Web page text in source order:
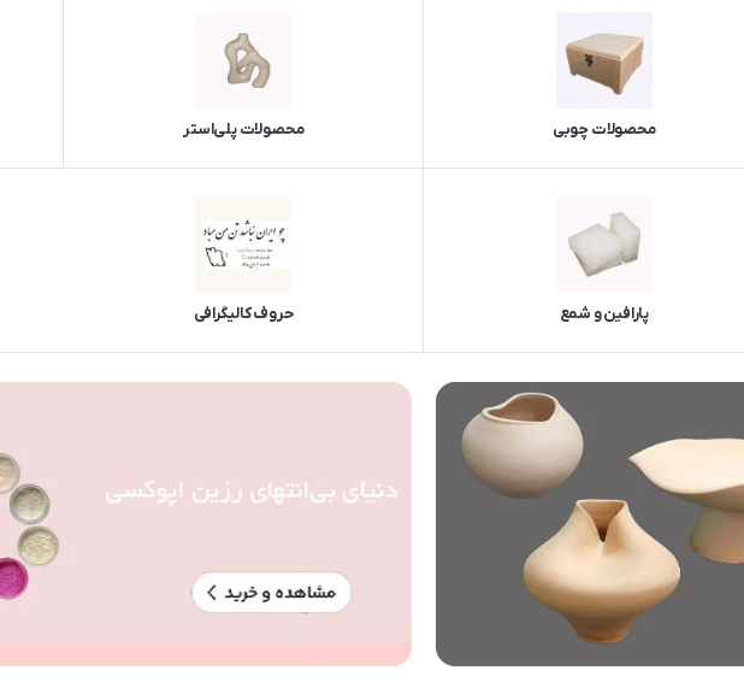
محصولات چوبی محصولات پلی‌استر
پارافین و شمع حروف کالیگرافی